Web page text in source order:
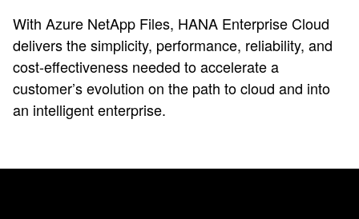
With Azure NetApp Files, HANA Enterprise Cloud
delivers the simplicity, performance, reliability, and
cost-effectiveness needed to accelerate a
customer’s evolution on the path to cloud and into
an intelligent enterprise.